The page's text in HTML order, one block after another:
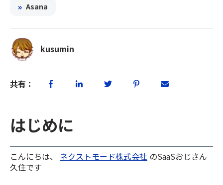
» Asana
kusumin
共有：
はじめに
こんにちは、 ネクストモード株式会社 のSaaSおじさん
久住です